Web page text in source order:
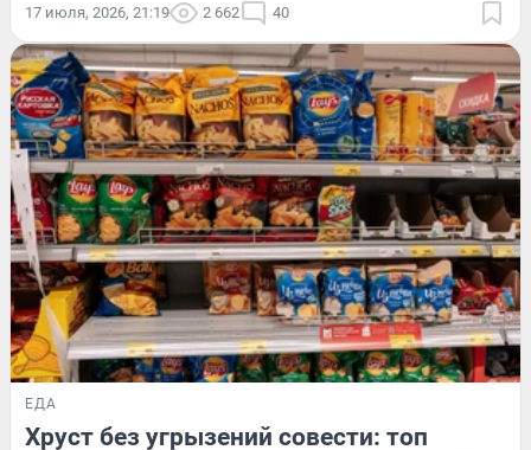
17 июля, 2026, 21:19 2 662 40
ЕДА
Хруст без угрызений совести: топ